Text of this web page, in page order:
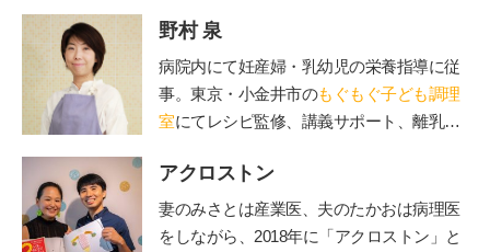
外科。保育園の園医、小・中学校の校医も
務める。
野村 泉
病院内にて妊産婦・乳幼児の栄養指導に従
事。東京・小金井市のもぐもぐ子ども調理
室にてレシピ監修、講義サポート、離乳
アクロストン
妻のみさとは産業医、夫のたかおは病理医
をしながら、 2018年に「アクロストン」と